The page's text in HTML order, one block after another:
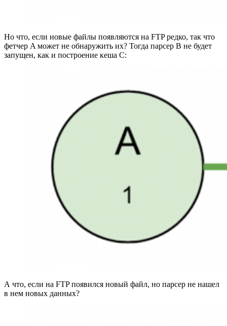
Но что, если новые файлы появляются на FTP редко, так что
фетчер A может не обнаружить их? Тогда парсер B не будет
запущен, как и построение кеша C:
А что, если на FTP появился новый файл, но парсер не нашел
в нем новых данных?